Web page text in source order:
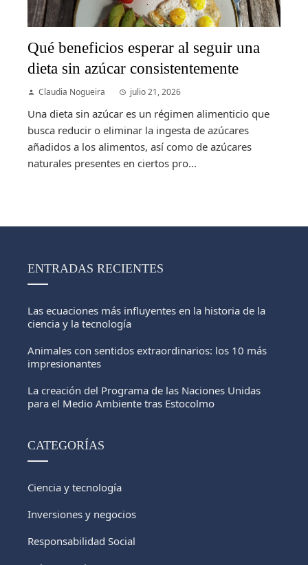
Qué beneficios esperar al seguir una
dieta sin azúcar consistentemente
Claudia Nogueira julio 21, 2026
Una dieta sin azúcar es un régimen alimenticio que
busca reducir o eliminar la ingesta de azúcares
añadidos a los alimentos, así como de azúcares
naturales presentes en ciertos pro...
ENTRADAS RECIENTES
Las ecuaciones más influyentes en la historia de la
ciencia y la tecnología
Animales con sentidos extraordinarios: los 10 más
impresionantes
La creación del Programa de las Naciones Unidas
para el Medio Ambiente tras Estocolmo
CATEGORÍAS
Ciencia y tecnología
Inversiones y negocios
Responsabilidad Social